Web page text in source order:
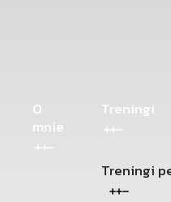
O
mnie
Treningi
Treningi